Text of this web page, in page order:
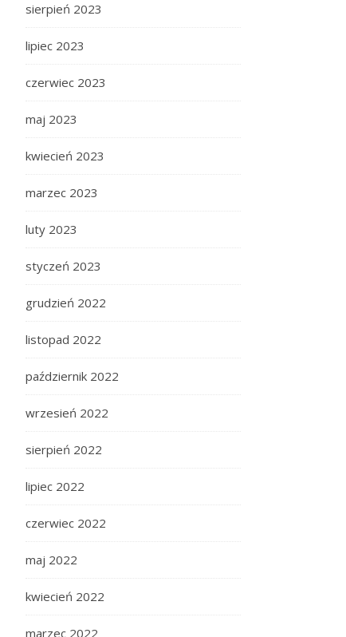
sierpień 2023
lipiec 2023
czerwiec 2023
maj 2023
kwiecień 2023
marzec 2023
luty 2023
styczeń 2023
grudzień 2022
listopad 2022
październik 2022
wrzesień 2022
sierpień 2022
lipiec 2022
czerwiec 2022
maj 2022
kwiecień 2022
marzec 2022